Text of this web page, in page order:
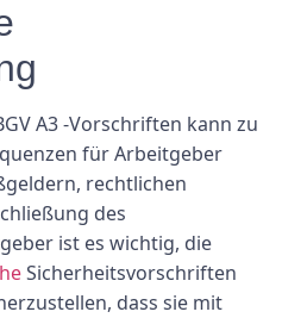
A3 -Vorschriften kann zu
für Arbeitgeber
rechtlichen
des
ist es wichtig, die
Sicherheitsvorschriften
dass sie mit